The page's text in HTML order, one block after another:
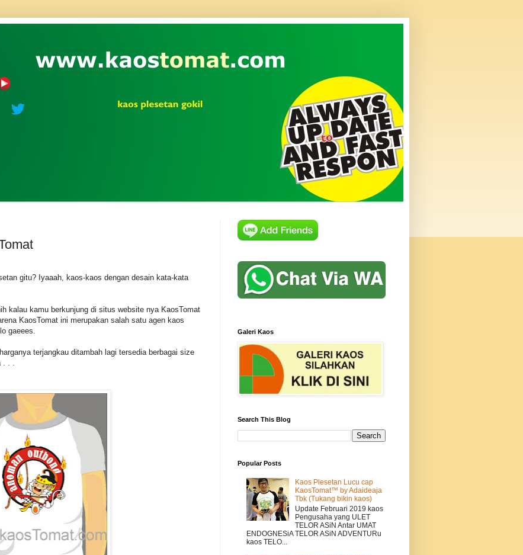
gitu? Iyaaah, kaos-kaos dengan desain kata-kata
kalau kamu berkunjung di situs website nya KaosTomat
KaosTomat ini merupakan salah satu agen kaos
gaeees.
terjangkau ditambah lagi tersedia berbagai size
. . .
Galeri Kaos
Search This Blog
Popular Posts
Kaos Plesetan Lucu cap
KaosTomat™ by Adaideaja
Tbk (Tukang bikin kaos)
Update Februari 2019 kaos
Pengusaha yang ULET
TELOR ASiN Antar UMAT
ENDOGNESiA TELOR ASiN ADVENTURu
kaos TELO...